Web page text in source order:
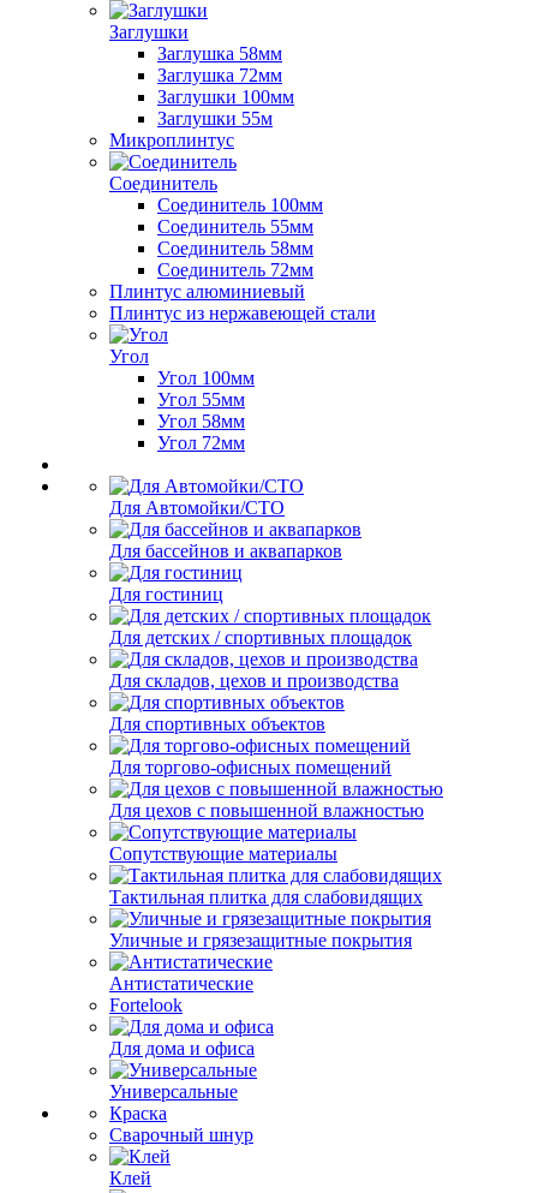
Заглушки
Заглушка 58мм
Заглушка 72мм
Заглушки 100мм
Заглушки 55м
Микроплинтус
Соединитель
Соединитель 100мм
Соединитель 55мм
Соединитель 58мм
Соединитель 72мм
Плинтус алюминиевый
Плинтус из нержавеющей стали
Угол
Угол 100мм
Угол 55мм
Угол 58мм
Угол 72мм
Для Автомойки/СТО
Для бассейнов и аквапарков
Для гостиниц
Для детских / спортивных площадок
Для складов, цехов и производства
Для спортивных объектов
Для торгово-офисных помещений
Для цехов с повышенной влажностью
Сопутствующие материалы
Тактильная плитка для слабовидящих
Уличные и грязезащитные покрытия
Антистатические
Fortelook
Для дома и офиса
Универсальные
Краска
Сварочный шнур
Клей